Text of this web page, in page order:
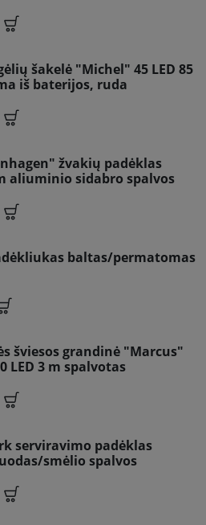
šakelė "Michel" 45 LED 85
iš baterijos, ruda
žvakių padėklas
aliuminio sidabro spalvos
baltas/permatomas
šviesos grandinė "Marcus"
LED 3 m spalvotas
serviravimo padėklas
smėlio spalvos